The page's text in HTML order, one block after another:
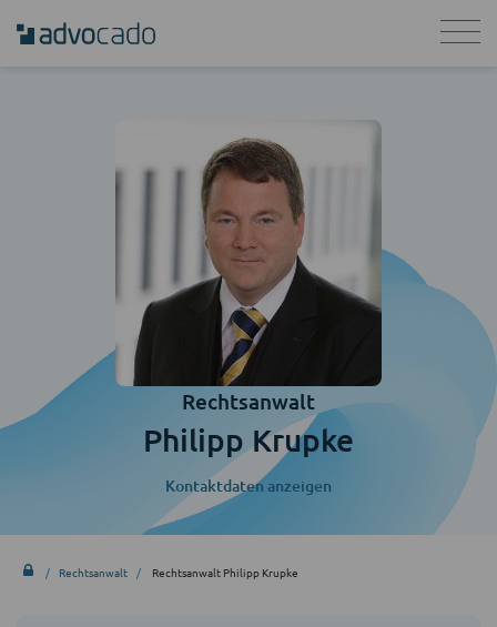
Rechtsanwalt
Philipp Krupke
Kontaktdaten anzeigen
Rechtsanwalt Rechtsanwalt Philipp Krupke